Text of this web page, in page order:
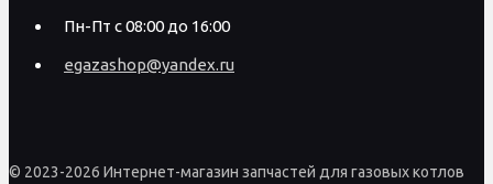
Пн-Пт с 08:00 до 16:00
egazashop@yandex.ru
© 2023-2026 Интернет-магазин запчастей для газовых котлов